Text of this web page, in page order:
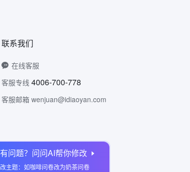
有问题？问问AI帮你修改
改主题：如咖啡问卷改为奶茶问卷
联系我们
在线客服
客服专线 4006-700-778
客服邮箱 wenjuan@idiaoyan.com
问卷网公众号